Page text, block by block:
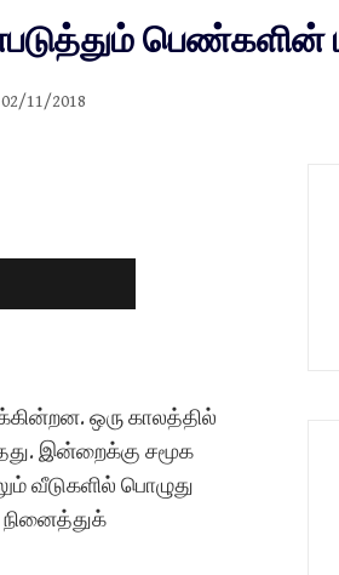
பெண்களின்
02/11/2018
ஒரு காலத்தில்
இன்றைக்கு சமூக
வீடுகளில் பொழுது